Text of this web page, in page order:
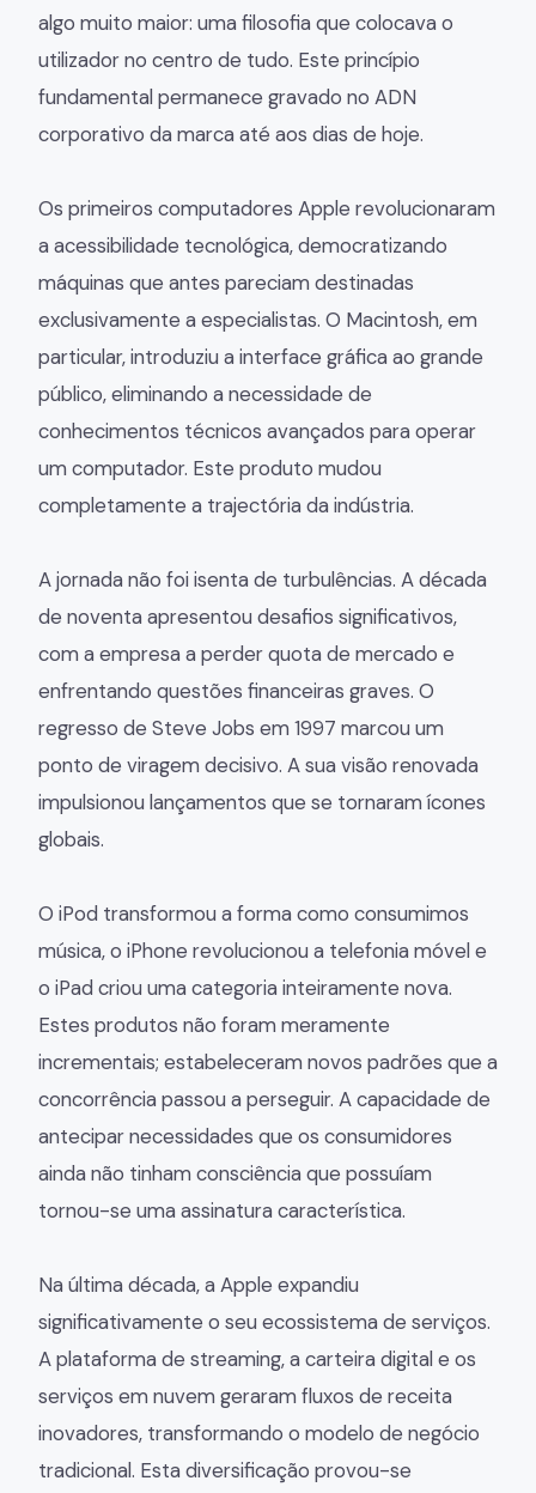
algo muito maior: uma filosofia que colocava o
utilizador no centro de tudo. Este princípio
fundamental permanece gravado no ADN
corporativo da marca até aos dias de hoje.
Os primeiros computadores Apple revolucionaram
a acessibilidade tecnológica, democratizando
máquinas que antes pareciam destinadas
exclusivamente a especialistas. O Macintosh, em
particular, introduziu a interface gráfica ao grande
público, eliminando a necessidade de
conhecimentos técnicos avançados para operar
um computador. Este produto mudou
completamente a trajectória da indústria.
A jornada não foi isenta de turbulências. A década
de noventa apresentou desafios significativos,
com a empresa a perder quota de mercado e
enfrentando questões financeiras graves. O
regresso de Steve Jobs em 1997 marcou um
ponto de viragem decisivo. A sua visão renovada
impulsionou lançamentos que se tornaram ícones
globais.
O iPod transformou a forma como consumimos
música, o iPhone revolucionou a telefonia móvel e
o iPad criou uma categoria inteiramente nova.
Estes produtos não foram meramente
incrementais; estabeleceram novos padrões que a
concorrência passou a perseguir. A capacidade de
antecipar necessidades que os consumidores
ainda não tinham consciência que possuíam
tornou-se uma assinatura característica.
Na última década, a Apple expandiu
significativamente o seu ecossistema de serviços.
A plataforma de streaming, a carteira digital e os
serviços em nuvem geraram fluxos de receita
inovadores, transformando o modelo de negócio
tradicional. Esta diversificação provou-se